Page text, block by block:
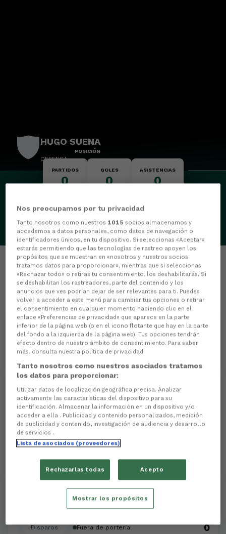
HUGO SUENA
POSICIÓN
DEFENSA
PARTIDOS
0
GOLES
0
ASISTENCIAS
0
Estadísticas
0
PARTIDOS JUGADOS
0
0
Goles
Goles de cabeza
Disparos
A portería
Fuera de portería 0
Nos preocupamos por tu privacidad
Tanto nosotros como nuestros 1015 socios almacenamos y
accedemos a datos personales, como datos de navegación o
identificadores únicos, en tu dispositivo. Si seleccionas «Aceptar»
estarás permitiendo que las tecnologías de rastreo apoyen los
propósitos que se muestran en «nosotros y nuestros socios
tratamos datos para proporcionar», mientras que si seleccionas
«Rechazar todo» o retiras tu consentimiento, los deshabilitarás. Si
se deshabilitan los rastreadores, parte del contenido y los
anuncios que ves podrían dejar de ser relevantes para ti. Puedes
volver a acceder a este menú para cambiar tus opciones o retirar
el consentimiento en cualquier momento haciendo clic en el
enlace «Preferencias de privacidad» que aparece en la parte
inferior de la página web (o en el icono flotante que hay en la parte
del fondo a la izquierda de la página web). Tus opciones tendrán
efecto dentro de nuestro ámbito de consentimiento. Para saber
más, consulta nuestra política de privacidad.
Tanto nosotros como nuestros asociados tratamos
los datos para proporcionar:
Utilizar datos de localización geográfica precisa. Analizar
activamente las características del dispositivo para su
identificación. Almacenar la información en un dispositivo y/o
acceder a ella . Publicidad y contenido personalizados, medición
de publicidad y contenido, investigación de audiencia y desarrollo
de servicios .
Lista de asociados (proveedores)
Rechazarlas todas Acepto
Mostrar los propósitos